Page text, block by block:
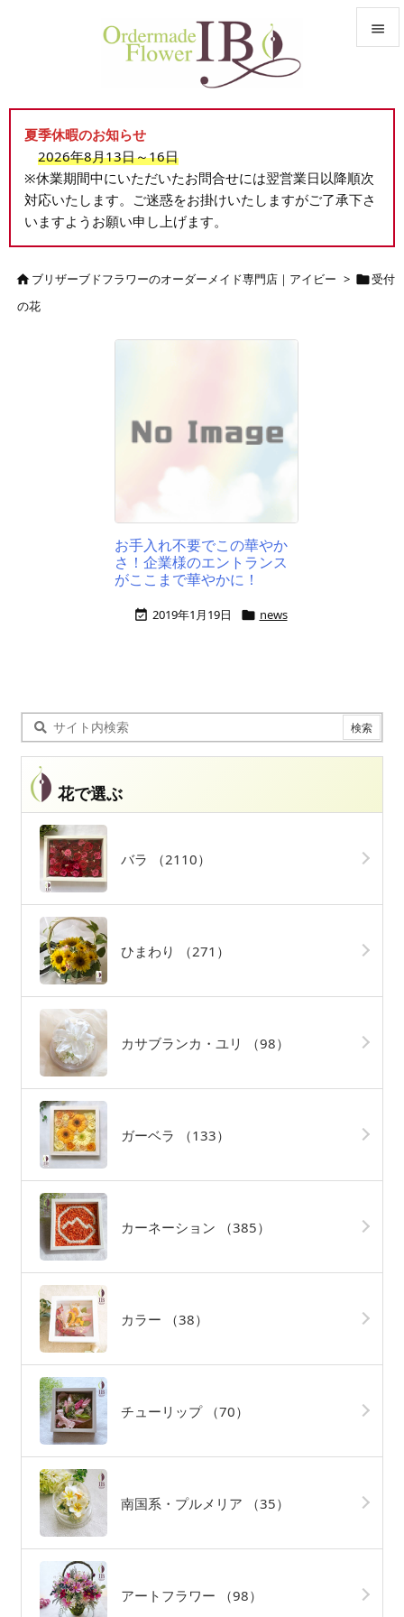


前へ

検索
夏季休暇のお知らせ
2026年8月13日～16日
※休業期間中にいただいたお問合せには翌営業日以降順次
対応いたします。ご迷惑をお掛けいたしますがご了承下さ
いますようお願い申し上げます。
ブリザーブドフラワーのオーダーメイド専門店｜アイビー > 受付
の花
お手入れ不要でこの華やか
さ！企業様のエントランス
がここまで華やかに！
 2019年1月19日  news
花で選ぶ
バラ （2110）
ひまわり （271）
カサブランカ・ユリ （98）
ガーベラ （133）
カーネーション （385）
カラー （38）
チューリップ （70）
南国系・プルメリア （35）
アートフラワー （98）